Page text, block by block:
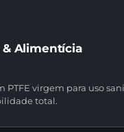
& Alimentícia
PTFE virgem para uso
total.